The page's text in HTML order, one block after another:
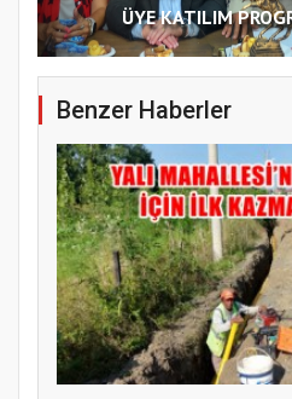
ÜYE KATILIM
Benzer Haberler